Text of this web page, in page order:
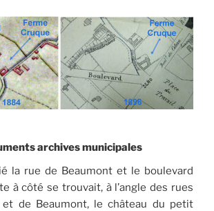
archives municipales
la rue de Beaumont et le boulevard
à côté se trouvait, à l’angle des rues
et de Beaumont, le château du petit